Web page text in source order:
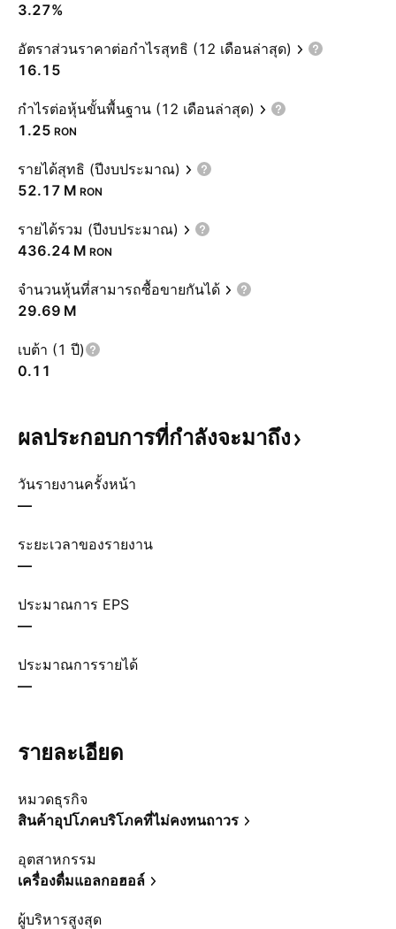
3.27%
อัตราส่วนราคาต่อกำไรสุทธิ (12 เดือนล่าสุด)
16.15
กำไรต่อหุ้นขั้นพื้นฐาน (12 เดือนล่าสุด)
1.25 RON
รายได้สุทธิ (ปีงบประมาณ)
‪52.17 M‬ RON
รายได้รวม (ปีงบประมาณ)
‪436.24 M‬ RON
จำนวนหุ้นที่สามารถซื้อขายกันได้
‪29.69 M‬
เบต้า (1 ปี)
0.11
ผลประกอบการที่กำลังจะมาถึง
วันรายงานครั้งหน้า
—
ระยะเวลาของรายงาน
—
ประมาณการ EPS
—
ประมาณการรายได้
—
รายละเอียด
หมวดธุรกิจ
สินค้าอุปโภคบริโภคที่ไม่คงทนถาวร
อุตสาหกรรม
เครื่องดื่มแอลกอฮอล์
ผู้บริหารสูงสุด